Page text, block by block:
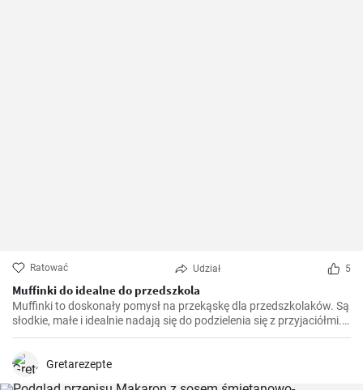
Ratować Udział 5
Muffinki do idealne do przedszkola
Muffinki to doskonały pomysł na przekąskę dla przedszkolaków. Są
słodkie, małe i idealnie nadają się do podzielenia się z przyjaciółmi.
Ta prosta i smaczna receptura na muffinki do przedszkola z
Gretarezepte